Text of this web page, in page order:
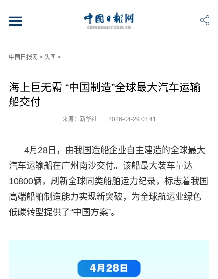
中国日报网 > 头图 >
海上巨无霸 “中国制造”全球最大汽车运输
船交付
来源：新华社 2026-04-29 08:41
4月28日，由我国造船企业自主建造的全球最大
汽车运输船在广州南沙交付。该船最大装车量达
10800辆，刷新全球同类船舶运力纪录，标志着我国
高端船舶制造能力实现新突破，为全球航运业绿色
低碳转型提供了“中国方案”。